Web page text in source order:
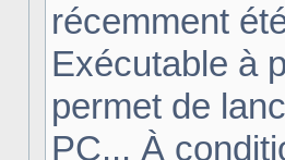
récemment
Exécutable à
permet de
PC... À